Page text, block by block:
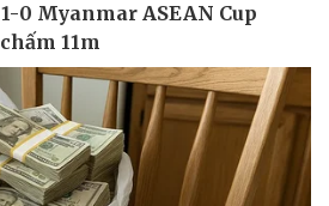
Công nghệ
Sành điệu
Tin Công nghệ
Trải nghiệm